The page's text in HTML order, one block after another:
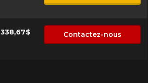
338,67$ Contactez-nous